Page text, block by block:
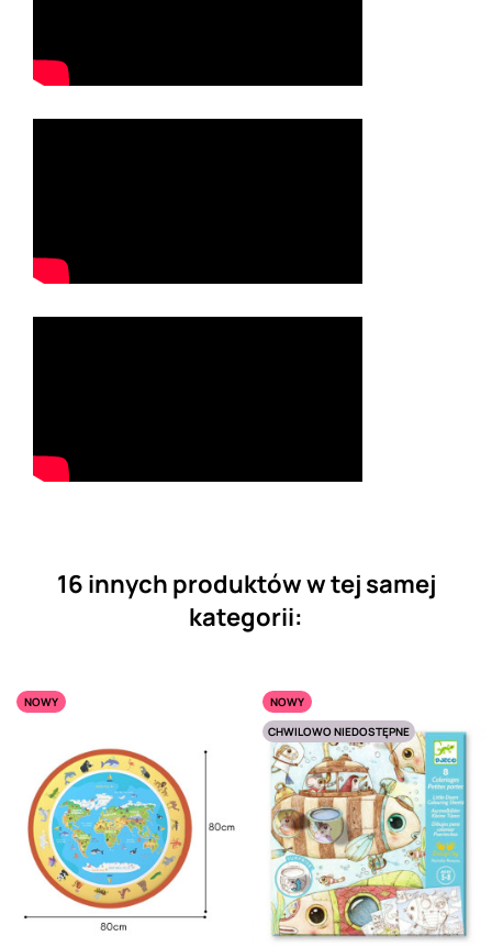
16 innych produktów w tej samej
kategorii:
NOWY
NOWY
CHWILOWO NIEDOSTĘPNE